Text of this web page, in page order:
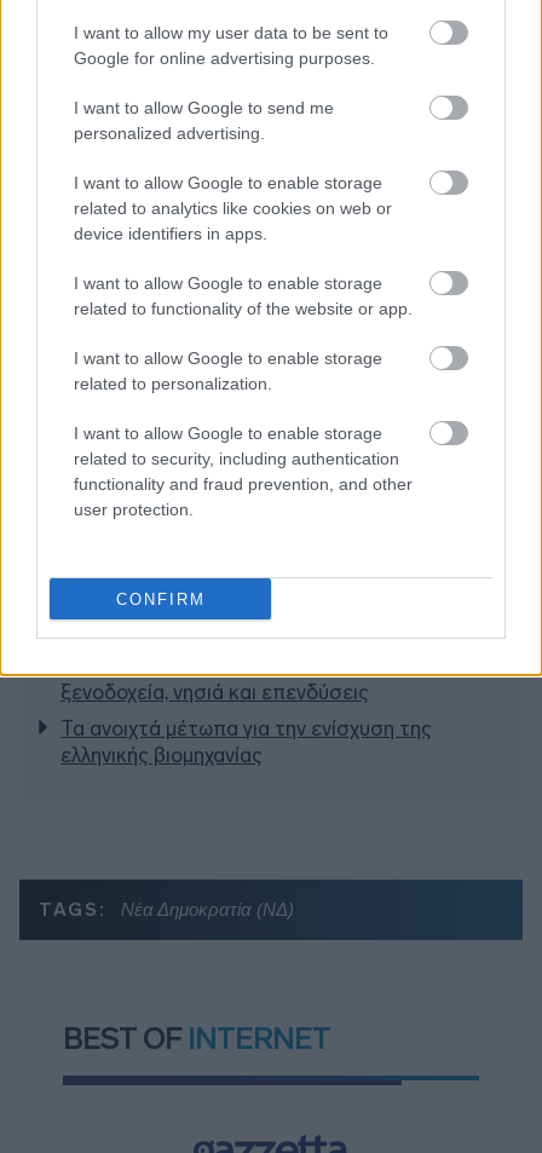
I want to allow my user data to be sent to
Google for online advertising purposes.
I want to allow Google to send me
personalized advertising.
I want to allow Google to enable storage
related to analytics like cookies on web or
device identifiers in apps.
I want to allow Google to enable storage
related to functionality of the website or app.
I want to allow Google to enable storage
related to personalization.
I want to allow Google to enable storage
related to security, including authentication
functionality and fraud prevention, and other
user protection.
CONFIRM
Ακολουθήστε τοinsider.gr στο Google News
και μάθετε
πρώτοι όλες τις
ειδήσεις από την Ελλάδα και τον κόσμο.
Τράπεζες: Στα 55,5 εκατ. ευρώ ο λογαριασμός
από τα δάνεια του ν. Κατσέλη
Νέο Χωροταξικό Τουρισμού: Οι νέες «κόκκινες
ξενοδοχεία, νησιά και επενδύσεις
Τα ανοιχτά μέτωπα για την ενίσχυση της
ελληνικής βιομηχανίας
TAGS: Νέα Δημοκρατία (ΝΔ)
BEST OF INTERNET